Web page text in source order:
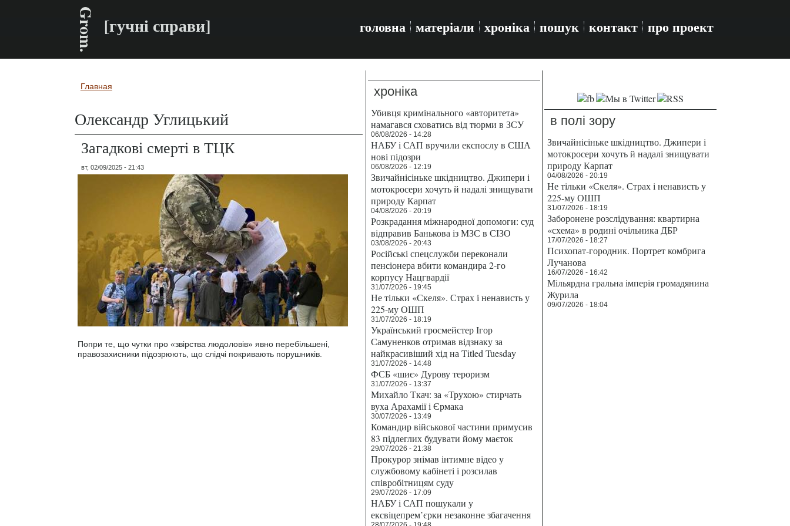
Grom. [гучні справи] головна матеріали хроніка пошук контакт про проект
Вы здесь
Главная
Олександр Углицький
Загадкові смерті в ТЦК
вт, 02/09/2025 - 21:43
Попри те, що чутки про «звірства людоловів» явно перебільшені,
правозахисники підозрюють, що слідчі покривають порушників.
хроніка
Убивця кримінального «авторитета»
намагався сховатись від тюрми в ЗСУ
06/08/2026 - 14:28
НАБУ і САП вручили експослу в США
нові підозри
06/08/2026 - 12:19
Звичайнісіньке шкідництво. Джипери і
мотокросери хочуть й надалі знищувати
природу Карпат
04/08/2026 - 20:19
Розкрадання міжнародної допомоги: суд
відправив Банькова із МЗС в СІЗО
03/08/2026 - 20:43
Російські спецслужби переконали
пенсіонера вбити командира 2-го
корпусу Нацгвардії
31/07/2026 - 19:45
Не тільки «Скеля». Страх і ненависть у
225-му ОШП
31/07/2026 - 18:19
Український гросмейстер Ігор
Самуненков отримав відзнаку за
найкрасивіший хід на Titled Tuesday
31/07/2026 - 14:48
ФСБ «шиє» Дурову тероризм
31/07/2026 - 13:37
Михайло Ткач: за «Трухою» стирчать
вуха Арахамії і Єрмака
30/07/2026 - 13:49
Командир військової частини примусив
83 підлеглих будувати йому маєток
29/07/2026 - 21:38
Прокурор знімав інтимне відео у
службовому кабінеті і розсилав
співробітницям суду
29/07/2026 - 17:09
НАБУ і САП пошукали у
ексвіцепрем’єрки незаконне збагачення
в полі зору
Звичайнісіньке шкідництво. Джипери і
мотокросери хочуть й надалі знищувати
природу Карпат
04/08/2026 - 20:19
Не тільки «Скеля». Страх і ненависть у
225-му ОШП
31/07/2026 - 18:19
Заборонене розслідування: квартирна
«схема» в родині очільника ДБР
17/07/2026 - 18:27
Психопат-городник. Портрет комбрига
Лучанова
16/07/2026 - 16:42
Мільярдна гральна імперія громадянина
Журила
09/07/2026 - 18:04